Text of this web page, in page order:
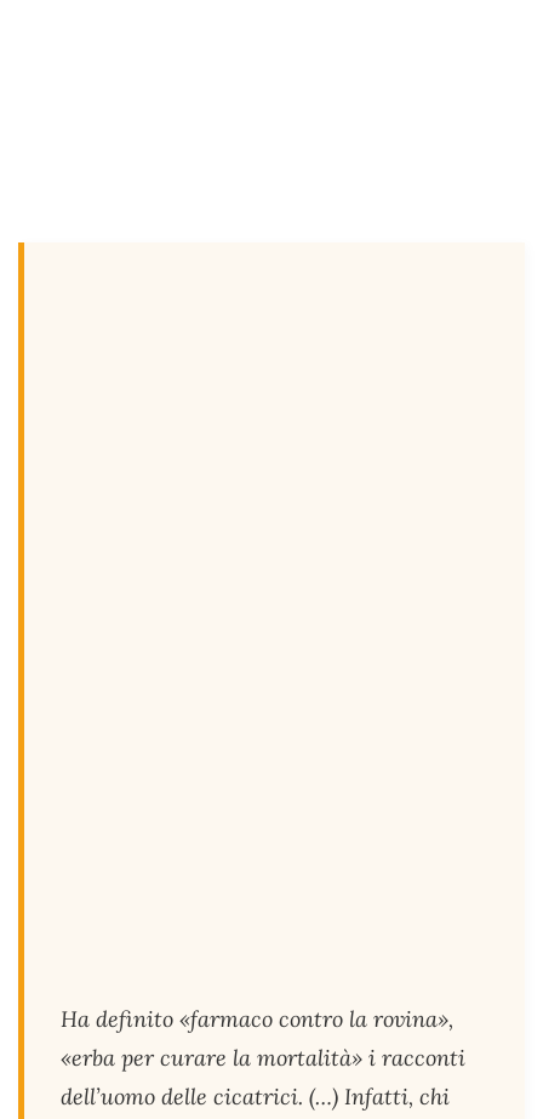
Ha definito «farmaco contro la rovina»,
«erba per curare la mortalità» i racconti
dell’uomo delle cicatrici. (…) Infatti, chi